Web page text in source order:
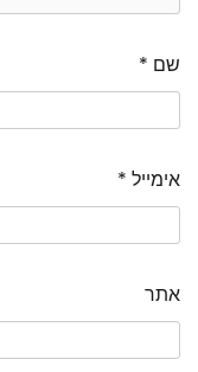
שם *
אימייל *
אתר